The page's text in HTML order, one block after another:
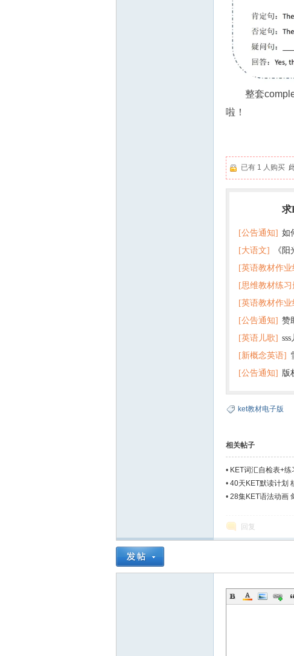
整套
啦！
已有 1 人购买
求
[公告通知] 如
[大语文]
《
+英语
[英语教材作业
+音频 百度云
[思维教材练习
子版PDF全册
[英语教材作业
版pdf 百度网
[公告通知] 赞
[英语儿歌]
百度云网盘下
[新概念英语]
[公告通知] 版
ket教材电子版
相关帖子
• KET词汇自检表+
• 40天KET默读计划
• 28集KET语法动画
回复